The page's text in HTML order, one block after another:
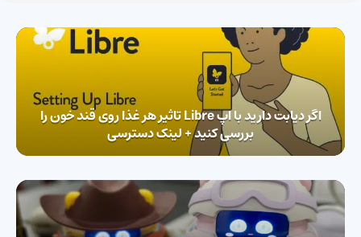
اگر دیابت دارید با اپ Libre تاثیر هر غذا روی قند خون را
بررسی کنید + لینک دسترسی